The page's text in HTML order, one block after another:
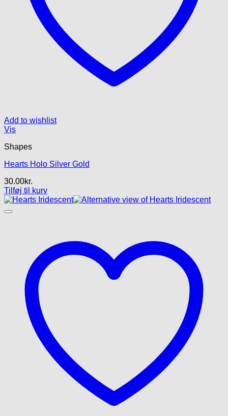
Add to wishlist
Vis
Shapes
Hearts Holo Silver Gold
30.00kr.
Tilføj til kurv